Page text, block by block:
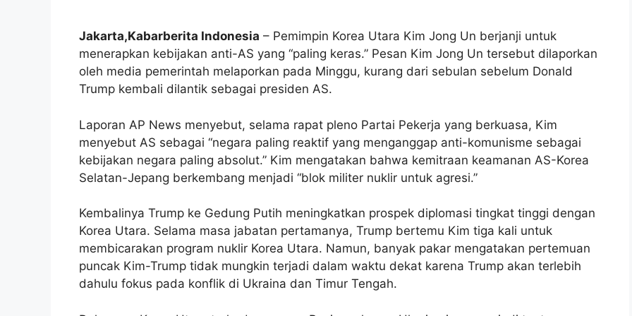
Jakarta,Kabarberita Indonesia – Pemimpin Korea Utara Kim Jong Un berjanji untuk
menerapkan kebijakan anti-AS yang “paling keras.” Pesan Kim Jong Un tersebut dilaporkan
oleh media pemerintah melaporkan pada Minggu, kurang dari sebulan sebelum Donald
Trump kembali dilantik sebagai presiden AS.
Laporan AP News menyebut, selama rapat pleno Partai Pekerja yang berkuasa, Kim
menyebut AS sebagai “negara paling reaktif yang menganggap anti-komunisme sebagai
kebijakan negara paling absolut.” Kim mengatakan bahwa kemitraan keamanan AS-Korea
Selatan-Jepang berkembang menjadi “blok militer nuklir untuk agresi.”
Kembalinya Trump ke Gedung Putih meningkatkan prospek diplomasi tingkat tinggi dengan
Korea Utara. Selama masa jabatan pertamanya, Trump bertemu Kim tiga kali untuk
membicarakan program nuklir Korea Utara. Namun, banyak pakar mengatakan pertemuan
puncak Kim-Trump tidak mungkin terjadi dalam waktu dekat karena Trump akan terlebih
dahulu fokus pada konflik di Ukraina dan Timur Tengah.